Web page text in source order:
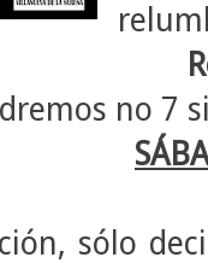
no 7
sólo